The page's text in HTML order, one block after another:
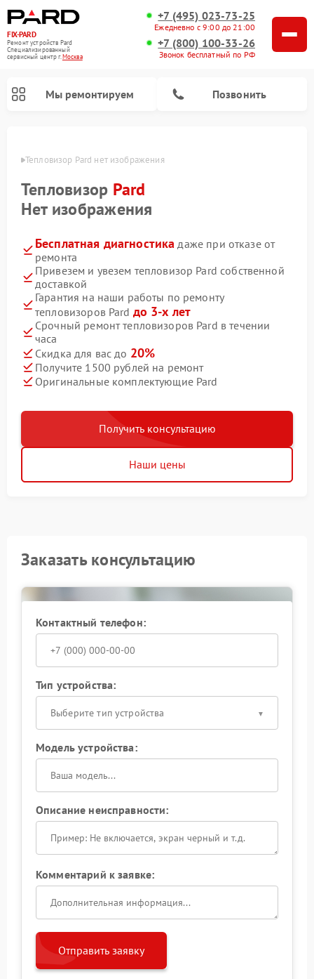
FIX-PARD
Ремонт устройств Pard
Специализированный
cервисный центр г.Москва
+7 (495) 023-73-25
Ежедневно с 9:00 до 21:00
+7 (800) 100-33-26
Звонок бесплатный по РФ
Мы ремонтируем Позвонить
Тепловизор Pard нет изображения
Тепловизор Pard
Нет изображения
Бесплатная диагностика даже при отказе от
ремонта
Привезем и увезем тепловизор Pard собственной
доставкой
Гарантия на наши работы по ремонту
тепловизоров Pard до 3-х лет
Срочный ремонт тепловизоров Pard в течении
часа
Скидка для вас до 20%
Получите 1500 рублей на ремонт
Оригинальные комплектующие Pard
Получить консультацию
Наши цены
Заказать консультацию
Контактный телефон:
Тип устройства:
Выберите тип устройства
Модель устройства:
Описание неисправности:
Комментарий к заявке:
Отправить заявку